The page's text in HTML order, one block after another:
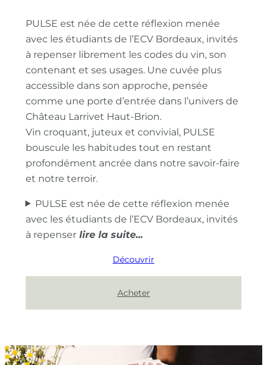
PULSE est née de cette réflexion menée
avec les étudiants de l’ECV Bordeaux, invités
à repenser librement les codes du vin, son
contenant et ses usages. Une cuvée plus
accessible dans son approche, pensée
comme une porte d’entrée dans l’univers de
Château Larrivet Haut-Brion.
Vin croquant, juteux et convivial, PULSE
bouscule les habitudes tout en restant
profondément ancrée dans notre savoir-faire
et notre terroir.
PULSE est née de cette réflexion menée
avec les étudiants de l’ECV Bordeaux, invités
à repenser
Découvrir
Acheter